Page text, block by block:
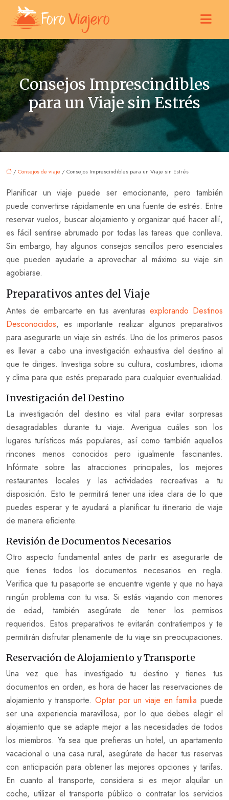
Consejos Imprescindibles
para un Viaje sin Estrés
/Consejos de viaje / Consejos Imprescindibles para un Viaje sin Estrés
Planificar un viaje puede ser emocionante, pero también
puede convertirse rápidamente en una fuente de estrés. Entre
reservar vuelos, buscar alojamiento y organizar qué hacer allí,
es fácil sentirse abrumado por todas las tareas que conlleva.
Sin embargo, hay algunos consejos sencillos pero esenciales
que pueden ayudarle a aprovechar al máximo su viaje sin
agobiarse.
Preparativos antes del Viaje
Antes de embarcarte en tus aventuras explorando Destinos
Desconocidos, es importante realizar algunos preparativos
para asegurarte un viaje sin estrés. Uno de los primeros pasos
es llevar a cabo una investigación exhaustiva del destino al
que te diriges. Investiga sobre su cultura, costumbres, idioma
y clima para que estés preparado para cualquier eventualidad.
Investigación del Destino
La investigación del destino es vital para evitar sorpresas
desagradables durante tu viaje. Averigua cuáles son los
lugares turísticos más populares, así como también aquellos
rincones menos conocidos pero igualmente fascinantes.
Infórmate sobre las atracciones principales, los mejores
restaurantes locales y las actividades recreativas a tu
disposición. Esto te permitirá tener una idea clara de lo que
puedes esperar y te ayudará a planificar tu itinerario de viaje
de manera eficiente.
Revisión de Documentos Necesarios
Otro aspecto fundamental antes de partir es asegurarte de
que tienes todos los documentos necesarios en regla.
Verifica que tu pasaporte se encuentre vigente y que no haya
ningún problema con tu visa. Si estás viajando con menores
de edad, también asegúrate de tener los permisos
requeridos. Estos preparativos te evitarán contratiempos y te
permitirán disfrutar plenamente de tu viaje sin preocupaciones.
Reservación de Alojamiento y Transporte
Una vez que has investigado tu destino y tienes tus
documentos en orden, es hora de hacer las reservaciones de
alojamiento y transporte. Optar por un viaje en familia puede
ser una experiencia maravillosa, por lo que debes elegir el
alojamiento que se adapte mejor a las necesidades de todos
los miembros. Ya sea que prefieras un hotel, un apartamento
vacacional o una casa rural, asegúrate de hacer tus reservas
con anticipación para obtener las mejores opciones y tarifas.
En cuanto al transporte, considera si es mejor alquilar un
coche, utilizar el transporte público o contratar los servicios